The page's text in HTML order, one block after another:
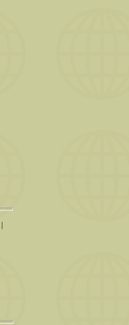
|